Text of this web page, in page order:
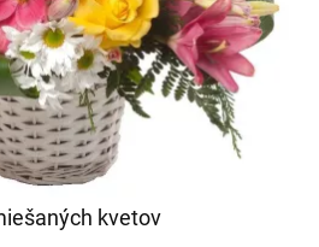
kvetov